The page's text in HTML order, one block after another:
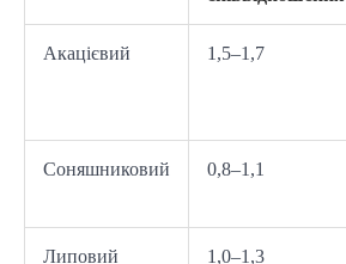
Акацієвий 1,5–1,7
Соняшниковий 0,8–1,1
Липовий 1,0–1,3